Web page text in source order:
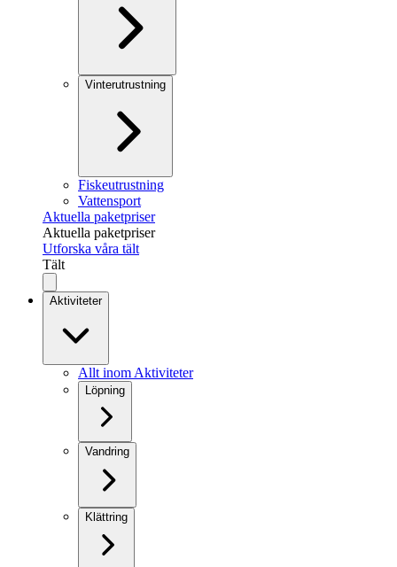
Vinterutrustning
Fiskeutrustning
Vattensport
Aktuella paketpriser
Aktuella paketpriser
Utforska våra tält
Tält
Aktiviteter
Allt inom Aktiviteter
Löpning
Vandring
Klättring